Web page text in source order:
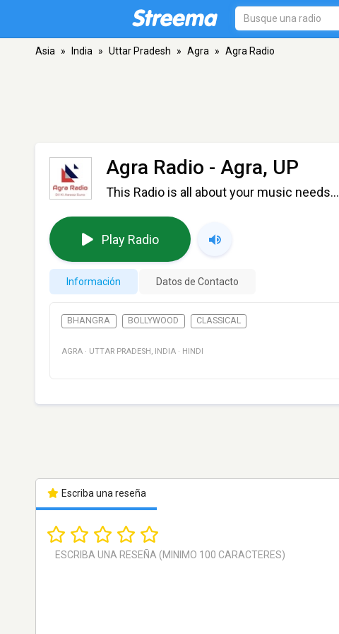
Asia » India » Uttar Pradesh » Agra » Agra Radio
Agra Radio - Agra, UP
This Radio is all about your music needs...
Play Radio
Información Datos de Contacto
BHANGRA BOLLYWOOD CLASSICAL
AGRA · UTTAR PRADESH , INDIA · HINDI
Escriba una reseña